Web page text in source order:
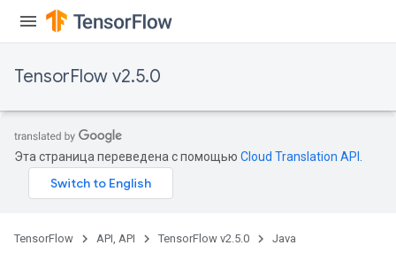
TensorFlow v2.5.0
Эта страница переведена с помощью Cloud Translation API
TensorFlow API, API TensorFlow v2.5.0 Java